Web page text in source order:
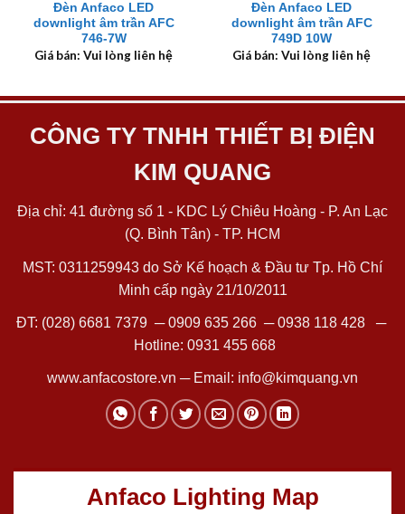
Đèn Anfaco LED
downlight âm trần AFC
746-7W
Giá bán: Vui lòng liên hệ
Đèn Anfaco LED
downlight âm trần AFC
749D 10W
Giá bán: Vui lòng liên hệ
CÔNG TY TNHH THIẾT BỊ ĐIỆN
KIM QUANG
Địa chỉ: 41 đường số 1 - KDC Lý Chiêu Hoàng - P. An Lạc
(Q. Bình Tân) - TP. HCM
MST: 0311259943 do Sở Kế hoạch & Đầu tư Tp. Hồ Chí
Minh cấp ngày 21/10/2011
ĐT: (028) 6681 7379 ─0909 635 266─0938 118 428─
Hotline: 0931 455 668
www.anfacostore.vn ─ Email: info@kimquang.vn
Anfaco Lighting Map